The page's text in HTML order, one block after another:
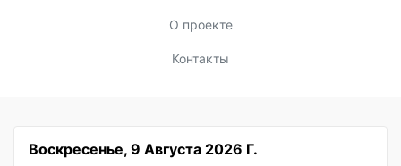
О проекте
Контакты
Воскресенье, 9 Августа 2026 Г.